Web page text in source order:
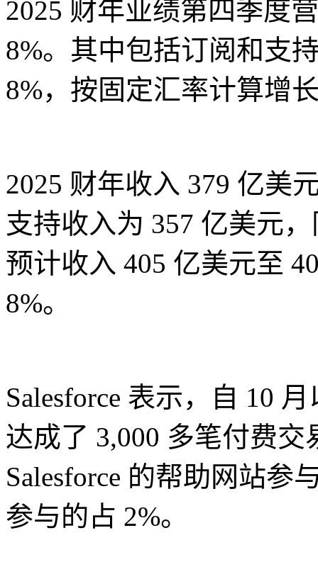
2025 财年业绩第四季度
8%。其中包括订阅和支
8%，按固定汇率计算增
2025 财年收入 379 亿美
支持收入为 357 亿美元
预计收入 405 亿美元至
8%。
Salesforce 表示，自 10
达成了 3,000 多笔付费交
Salesforce 的帮助网站参
参与的占 2%。